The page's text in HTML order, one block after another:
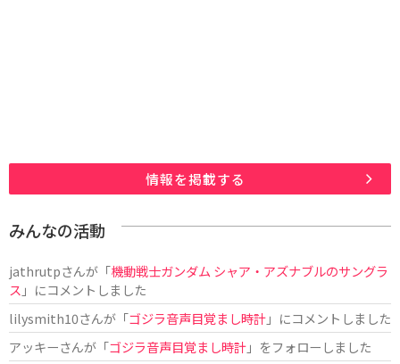
情報を掲載する
みんなの活動
jathrutpさんが「機動戦士ガンダム シャア・アズナブルのサングラ
ス 」にコメントしました
lilysmith10さんが「ゴジラ音声目覚まし時計」にコメントしました
アッキーさんが「ゴジラ音声目覚まし時計」をフォローしました